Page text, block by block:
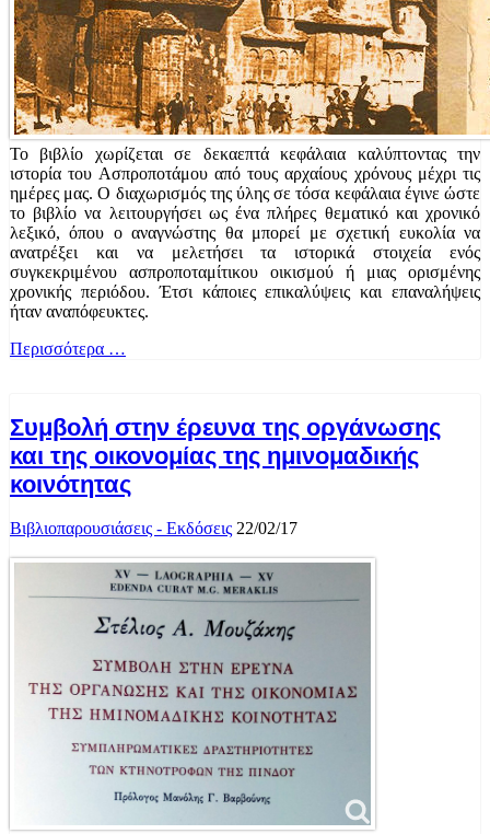
Το βιβλίο χωρίζεται σε δεκαεπτά κεφάλαια καλύπτοντας την
ιστορία του Ασπροποτάμου από τους αρχαίους χρόνους μέχρι τις
ημέρες μας. Ο διαχωρισμός της ύλης σε τόσα κεφάλαια έγινε ώστε
το βιβλίο να λειτουργήσει ως ένα πλήρες θεματικό και χρονικό
λεξικό, όπου ο αναγνώστης θα μπορεί με σχετική ευκολία να
ανατρέξει και να μελετήσει τα ιστορικά στοιχεία ενός
συγκεκριμένου ασπροποταμίτικου οικισμού ή μιας ορισμένης
χρονικής περιόδου. Έτσι κάποιες επικαλύψεις και επαναλήψεις
ήταν αναπόφευκτες.
Περισσότερα …
Συμβολή στην έρευνα της οργάνωσης
και της οικονομίας της ημινομαδικής
κοινότητας
Βιβλιοπαρουσιάσεις - Εκδόσεις 22/02/17